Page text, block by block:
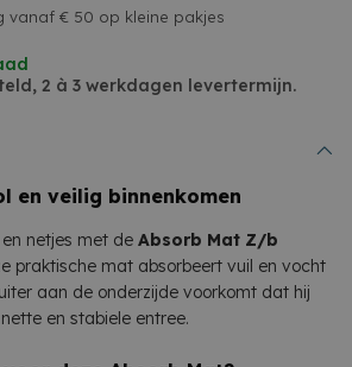
vanaf € 50 op kleine pakjes
2 à 3 werkdagen levertermijn.
en veilig binnenkomen
netjes met de Absorb Mat Z/b
praktische mat absorbeert vuil en vocht
aan de onderzijde voorkomt dat hij
en stabiele entree.